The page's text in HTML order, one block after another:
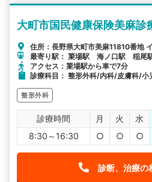
大町市国民健康保険美麻診
住所：長野県大町市美麻11810番地 イ
最寄り駅： 簗場駅 海ノ口駅 稲尾
アクセス：簗場駅から車で7分
診療科目： 整形外科/内科/皮膚科/小
整形外科
診療時間 月 火 水
8:30～16:30
○ ○ ○
診断、治療の